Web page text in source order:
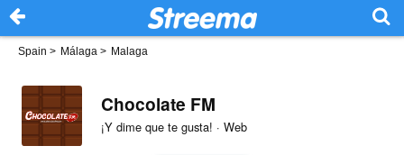
Spain > Málaga > Malaga
Chocolate FM
¡Y dime que te gusta! · Web